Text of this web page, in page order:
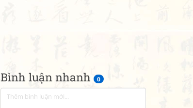
Bình luận nhanh 0